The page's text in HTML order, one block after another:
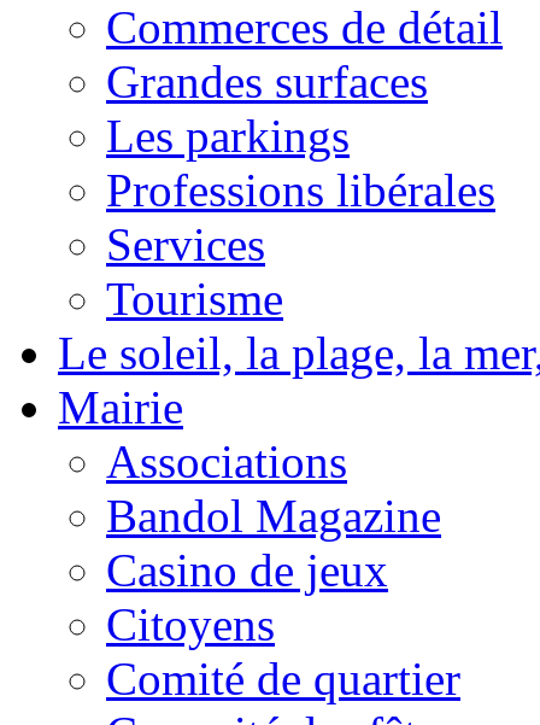
Commerces de détail
Grandes surfaces
Les parkings
Professions libérales
Services
Tourisme
Le soleil, la plage, la
Mairie
Associations
Bandol Magazine
Casino de jeux
Citoyens
Comité de quartier